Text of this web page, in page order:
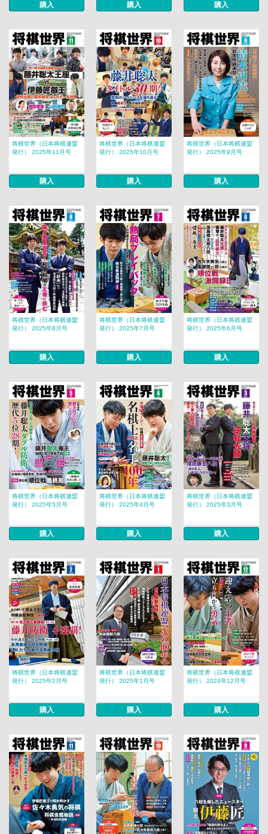
購入 購入 購入
将棋世界（日本将棋連盟
発行） 2025年11月号
購入
将棋世界（日本将棋連盟
発行） 2025年10月号
購入
将棋世界（日本将棋連盟
発行） 2025年9月号
購入
将棋世界（日本将棋連盟
発行） 2025年8月号
購入
将棋世界（日本将棋連盟
発行） 2025年7月号
購入
将棋世界（日本将棋連盟
発行） 2025年6月号
購入
将棋世界（日本将棋連盟
発行） 2025年5月号
購入
将棋世界（日本将棋連盟
発行） 2025年4月号
購入
将棋世界（日本将棋連盟
発行） 2025年3月号
購入
将棋世界（日本将棋連盟
発行） 2025年2月号
購入
将棋世界（日本将棋連盟
発行） 2025年1月号
購入
将棋世界（日本将棋連盟
発行） 2024年12月号
購入